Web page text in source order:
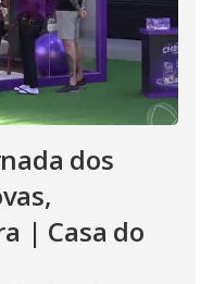
dos
| Casa do